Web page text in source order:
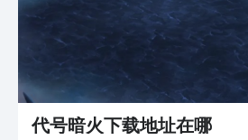
代号暗火下载地址在哪